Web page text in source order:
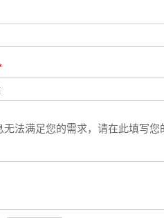
法满足您的需求，请在此填写您